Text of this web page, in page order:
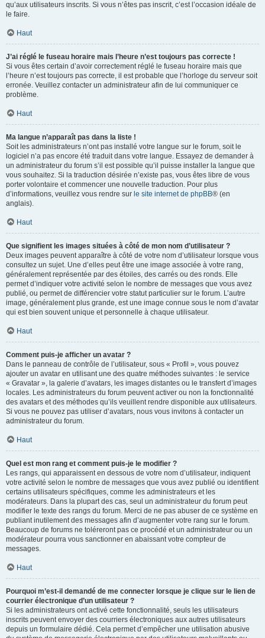
qu’aux utilisateurs inscrits. Si vous n’êtes pas inscrit, c’est l’occasion idéale de
le faire.
Haut
J’ai réglé le fuseau horaire mais l’heure n’est toujours pas correcte !
Si vous êtes certain d’avoir correctement réglé le fuseau horaire mais que
l’heure n’est toujours pas correcte, il est probable que l’horloge du serveur soit
erronée. Veuillez contacter un administrateur afin de lui communiquer ce
problème.
Haut
Ma langue n’apparaît pas dans la liste !
Soit les administrateurs n’ont pas installé votre langue sur le forum, soit le
logiciel n’a pas encore été traduit dans votre langue. Essayez de demander à
un administrateur du forum s’il est possible qu’il puisse installer la langue que
vous souhaitez. Si la traduction désirée n’existe pas, vous êtes libre de vous
porter volontaire et commencer une nouvelle traduction. Pour plus
d’informations, veuillez vous rendre sur le site internet de phpBB® (en
anglais).
Haut
Que signifient les images situées à côté de mon nom d’utilisateur ?
Deux images peuvent apparaître à côté de votre nom d’utilisateur lorsque vous
consultez un sujet. Une d’elles peut être une image associée à votre rang,
généralement représentée par des étoiles, des carrés ou des ronds. Elle
permet d’indiquer votre activité selon le nombre de messages que vous avez
publié, ou permet de différencier votre statut particulier sur le forum. L’autre
image, généralement plus grande, est une image connue sous le nom d’avatar
qui est bien souvent unique et personnelle à chaque utilisateur.
Haut
Comment puis-je afficher un avatar ?
Dans le panneau de contrôle de l’utilisateur, sous « Profil », vous pouvez
ajouter un avatar en utilisant une des quatre méthodes suivantes : le service
« Gravatar », la galerie d’avatars, les images distantes ou le transfert d’images
locales. Les administrateurs du forum peuvent activer ou non la fonctionnalité
des avatars et des méthodes qu’ils veuillent rendre disponible aux utilisateurs.
Si vous ne pouvez pas utiliser d’avatars, nous vous invitons à contacter un
administrateur du forum.
Haut
Quel est mon rang et comment puis-je le modifier ?
Les rangs, qui apparaissent en dessous de votre nom d’utilisateur, indiquent
votre activité selon le nombre de messages que vous avez publié ou identifient
certains utilisateurs spécifiques, comme les administrateurs et les
modérateurs. Dans la plupart des cas, seul un administrateur du forum peut
modifier le texte des rangs du forum. Merci de ne pas abuser de ce système en
publiant inutilement des messages afin d’augmenter votre rang sur le forum.
Beaucoup de forums ne toléreront pas ce procédé et un administrateur ou un
modérateur pourra vous sanctionner en abaissant votre compteur de
messages.
Haut
Pourquoi m’est-il demandé de me connecter lorsque je clique sur le lien de
courrier électronique d’un utilisateur ?
Si les administrateurs ont activé cette fonctionnalité, seuls les utilisateurs
inscrits peuvent envoyer des courriers électroniques aux autres utilisateurs
depuis un formulaire dédié. Cela permet d’empêcher une utilisation abusive